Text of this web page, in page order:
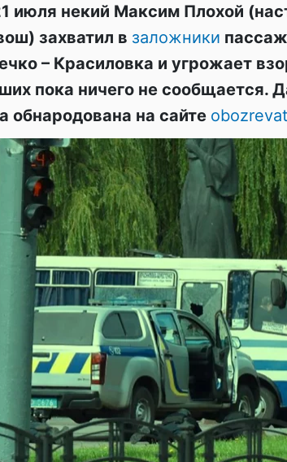
июля некий Максим Плохой
захватил в заложники
– Красиловка и угрожает
пока ничего не сообщается.
обнародована на сайте